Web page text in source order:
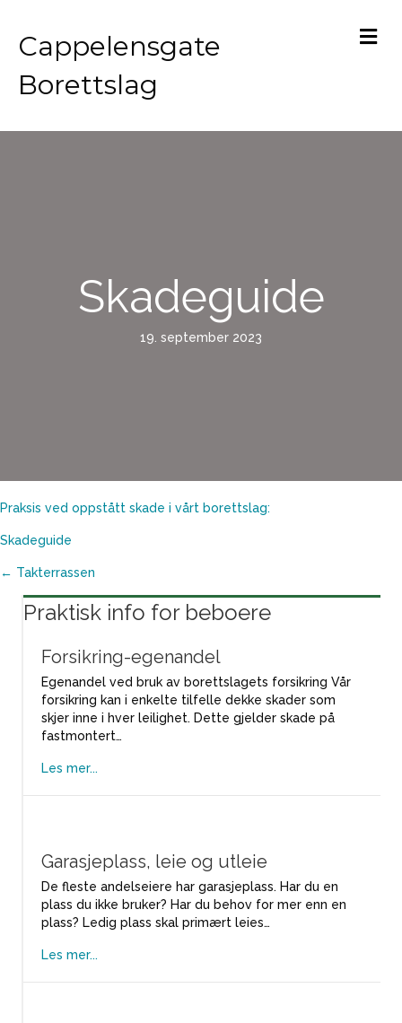
Cappelensgate
Borettslag
Skadeguide
19. september 2023
Praksis ved oppstått skade i vårt borettslag:
Skadeguide
Posts
navigation
← Takterrassen
Praktisk info for beboere
Forsikring-egenandel
Egenandel ved bruk av borettslagets forsikring Vår
forsikring kan i enkelte tilfelle dekke skader som
skjer inne i hver leilighet. Dette gjelder skade på
fastmontert…
Les mer...
Garasjeplass, leie og utleie
De fleste andelseiere har garasjeplass. Har du en
plass du ikke bruker? Har du behov for mer enn en
plass? Ledig plass skal primært leies…
Les mer...